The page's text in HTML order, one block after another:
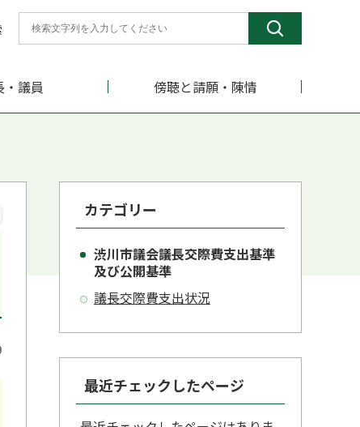
・議員 傍聴と請願・陳情
カテゴリー
渋川市議会議長交際費支出基準
及び公開基準
議長交際費支出状況
最近チェックしたページ